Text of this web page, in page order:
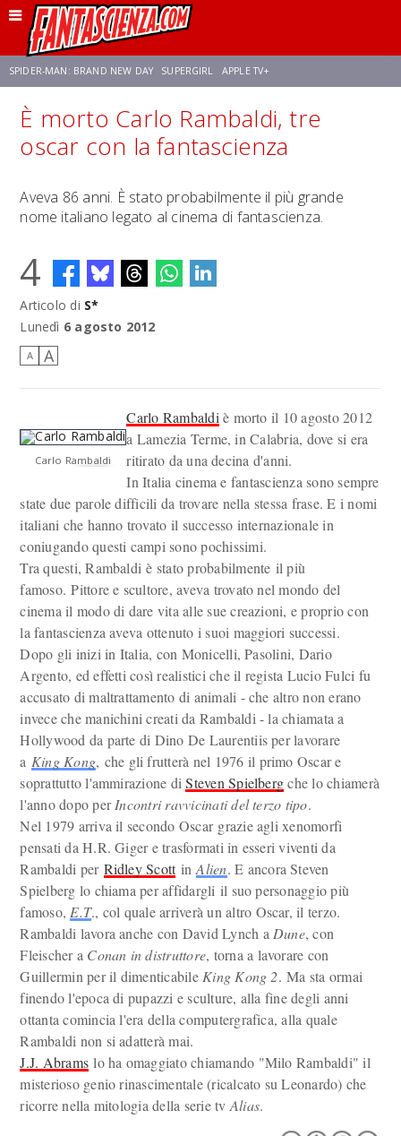
SPIDER-MAN: BRAND NEW DAY SUPERGIRL APPLE TV+
FRANCO RICCIARDIELLO ZENDAYA AVENGERS: DOOMSDAY STAR TREK
STAR TREK: STRANGE NEW WORLDS
È morto Carlo Rambaldi, tre
oscar con la fantascienza
Aveva 86 anni. È stato probabilmente il più grande
nome italiano legato al cinema di fantascienza.
4
Articolo di S*
Lunedì 6 agosto 2012
A A
Carlo Rambaldi
Carlo Rambaldi è morto il 10 agosto 2012
a Lamezia Terme, in Calabria, dove si era
ritirato da una decina d'anni.
In Italia cinema e fantascienza sono sempre
state due parole difficili da trovare nella stessa frase. E i nomi
italiani che hanno trovato il successo internazionale in
coniugando questi campi sono pochissimi.
Tra questi, Rambaldi è stato probabilmente il più
famoso. Pittore e scultore, aveva trovato nel mondo del
cinema il modo di dare vita alle sue creazioni, e proprio con
la fantascienza aveva ottenuto i suoi maggiori successi.
Dopo gli inizi in Italia, con Monicelli, Pasolini, Dario
Argento, ed effetti così realistici che il regista Lucio Fulci fu
accusato di maltrattamento di animali - che altro non erano
invece che manichini creati da Rambaldi - la chiamata a
Hollywood da parte di Dino De Laurentiis per lavorare
a King Kong, che gli frutterà nel 1976 il primo Oscar e
soprattutto l'ammirazione diSteven Spielbergche lo chiamerà
l'anno dopo perIncontri ravvicinati del terzo tipo.
Nel 1979 arriva il secondo Oscar grazie agli xenomorfi
pensati da H.R. Giger e trasformati in esseri viventi da
Rambaldi per Ridley ScottinAlien. E ancora Steven
Spielberg lo chiama per affidargli il suo personaggio più
famoso, E.T., col quale arriverà un altro Oscar, il terzo.
Rambaldi lavora anche con David Lynch a Dune, con
Fleischer a Conan in distruttore, torna a lavorare con
Guillermin per il dimenticabile King Kong 2. Ma sta ormai
finendo l'epoca di pupazzi e sculture, alla fine degli anni
ottanta comincia l'era della computergrafica, alla quale
Rambaldi non si adatterà mai.
J.J. Abrams lo ha omaggiato chiamando "Milo Rambaldi" il
misterioso genio rinascimentale (ricalcato su Leonardo) che
ricorre nella mitologia della serie tv Alias.